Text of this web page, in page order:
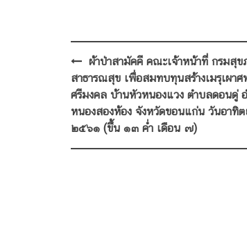
Post
navigation
ผ้าป่าสามัคคี คณะเจ้าหน้าที่ กรมสุข
สาธารณสุข เพื่อสมทบทุนสร้างเมรุเผา
ศรีมงคล บ้านหัวหนองแวง ตำบลดอนดู่
หนองสองห้อง จังหวัดขอนแก่น วันอา
๒๕๖๑ (ขึ้น ๑๓ ค่ำ เดือน ๗)